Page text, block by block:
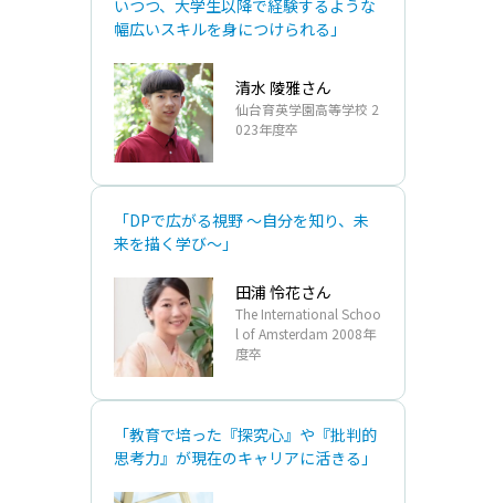
いつつ、大学生以降で経験するような
幅広いスキルを身につけられる」
清水 陵雅さん
仙台育英学園高等学校 2
023年度卒
「DPで広がる視野 ～自分を知り、未
来を描く学び～」
田浦 怜花さん
The International Schoo
l of Amsterdam 2008年
度卒
「教育で培った『探究心』や『批判的
思考力』が現在のキャリアに活きる」